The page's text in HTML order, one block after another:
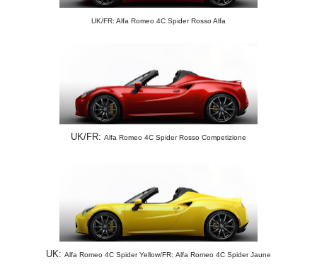
UK/FR: Alfa Romeo 4C Spider Rosso Alfa
UK/FR: Alfa Romeo 4C Spider Rosso Competizione
UK: Alfa Romeo 4C Spider Yellow/FR: Alfa Romeo 4C Spider Jaune